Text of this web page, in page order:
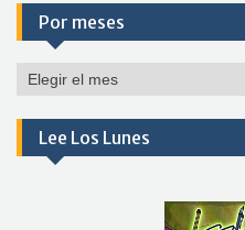
Por meses
Por
Lee Los Lunes